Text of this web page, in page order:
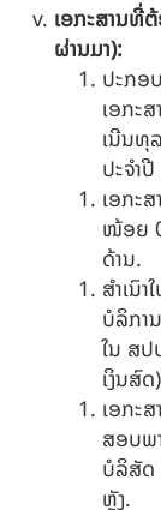
ເອກະສານທີ່
ຜ່ານມາ):
ປະກອ
ເອກະ
ເນີນທຸ
ປະຈໍາ
ເອກະ
ໜ້ອຍ
ດ້ານ.
ສໍາເນົ
ບໍລິກາ
ໃນ ສປ
ເງິນສົ
ເອກະ
ສອບພ
ບໍລິສັດ
ຫຼັງ.